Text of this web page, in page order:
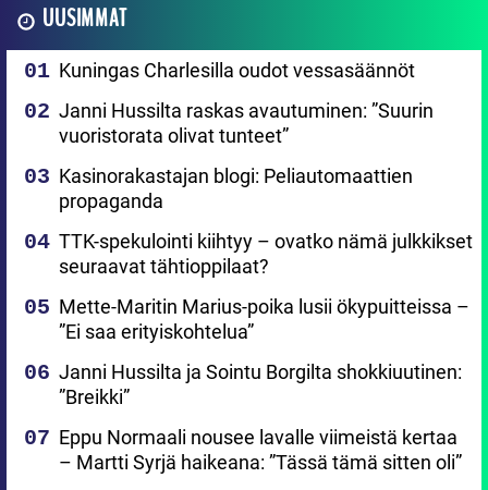
UUSIMMAT
Kuningas Charlesilla oudot vessasäännöt
Janni Hussilta raskas avautuminen: ”Suurin
vuoristorata olivat tunteet”
Kasinorakastajan blogi: Peliautomaattien
propaganda
TTK-spekulointi kiihtyy – ovatko nämä julkkikset
seuraavat tähtioppilaat?
Mette-Maritin Marius-poika lusii ökypuitteissa –
”Ei saa erityiskohtelua”
Janni Hussilta ja Sointu Borgilta shokkiuutinen:
”Breikki”
Eppu Normaali nousee lavalle viimeistä kertaa
– Martti Syrjä haikeana: ”Tässä tämä sitten oli”